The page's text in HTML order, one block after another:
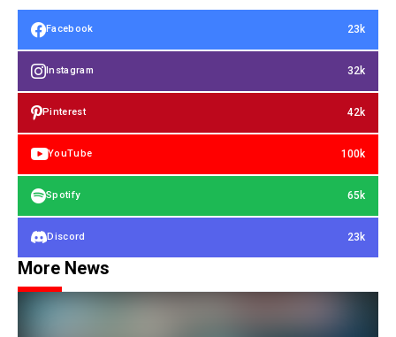
Facebook 23k
Instagram 32k
Pinterest 42k
YouTube 100k
Spotify 65k
Discord 23k
More News